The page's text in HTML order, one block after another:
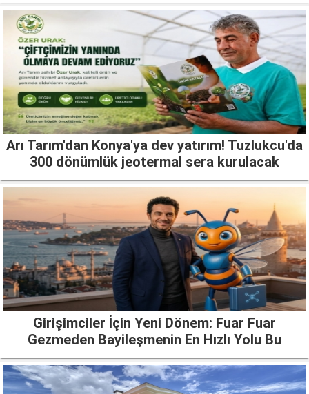
Arı Tarım'dan Konya'ya dev yatırım! Tuzlukcu'da
300 dönümlük jeotermal sera kurulacak
Girişimciler İçin Yeni Dönem: Fuar Fuar
Gezmeden Bayileşmenin En Hızlı Yolu Bu